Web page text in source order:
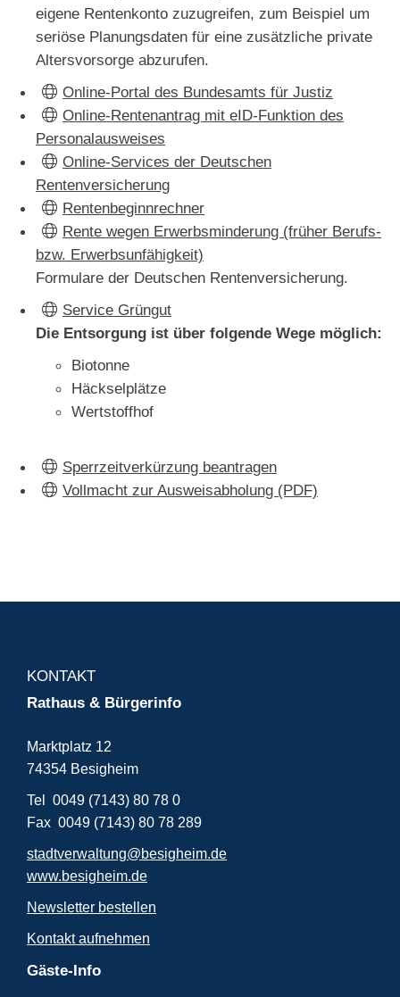
eigene Rentenkonto zuzugreifen, zum Beispiel um
seriöse Planungsdaten für eine zusätzliche private
Altersvorsorge abzurufen.
Online-Portal des Bundesamts für Justiz
Online-Rentenantrag mit eID-Funktion des
Personalausweises
Online-Services der Deutschen
Rentenversicherung
Rentenbeginnrechner
Rente wegen Erwerbsminderung (früher Berufs-
bzw. Erwerbsunfähigkeit)
Formulare der Deutschen Rentenversicherung.
Service Grüngut
Die Entsorgung ist über folgende Wege möglich:
Biotonne
Häckselplätze
Wertstoffhof
Sperrzeitverkürzung beantragen
Vollmacht zur Ausweisabholung (PDF)
KONTAKT
Rathaus & Bürgerinfo
Marktplatz 12
74354 Besigheim
Tel 0049 (7143) 80 78 0
Fax 0049 (7143) 80 78 289
stadtverwaltung@besigheim.de
www.besigheim.de
Newsletter bestellen
Kontakt aufnehmen
Gäste-Info